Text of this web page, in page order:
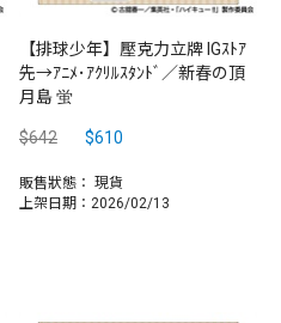
【排球少年】壓克力立牌 IGｽﾄｱ
先→ｱﾆﾒ･ｱｸﾘﾙｽﾀﾝﾄﾞ／新春の頂
月島 蛍
$642 $610
販售狀態： 現貨
上架日期：2026/02/13